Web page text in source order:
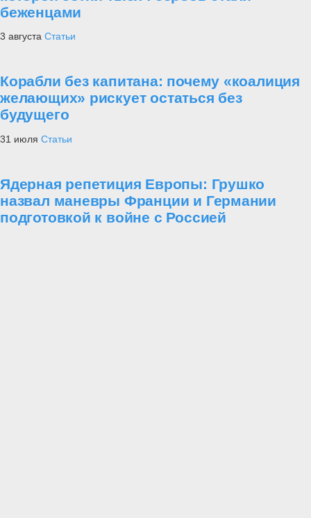
беженцами
3 августа Статьи
Корабли без капитана: почему «коалиция
желающих» рискует остаться без
будущего
31 июля Статьи
Ядерная репетиция Европы: Грушко
назвал маневры Франции и Германии
подготовкой к войне с Россией